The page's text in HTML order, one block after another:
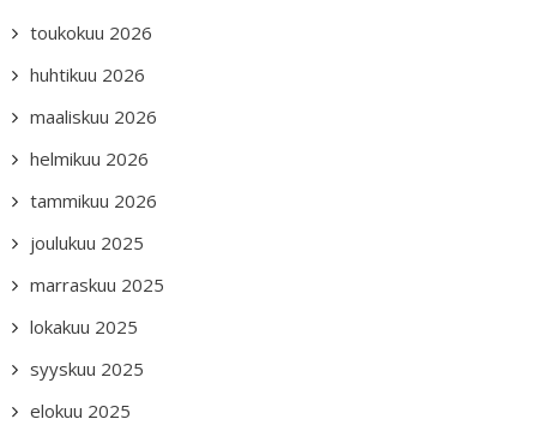
toukokuu 2026
huhtikuu 2026
maaliskuu 2026
helmikuu 2026
tammikuu 2026
joulukuu 2025
marraskuu 2025
lokakuu 2025
syyskuu 2025
elokuu 2025